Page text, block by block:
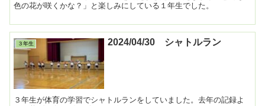
色の花が咲くかな？」と楽しみにしている１年生でした。
３年生 2024/04/30 シャトルラン
３年生が体育の学習でシャトルランをしていました。去年の記録よ